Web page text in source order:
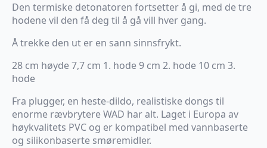
Den termiske detonatoren fortsetter å gi, med de tre
hodene vil den få deg til å gå vill hver gang.
Å trekke den ut er en sann sinnsfrykt.
28 cm høyde 7,7 cm 1. hode 9 cm 2. hode 10 cm 3.
hode
Fra plugger, en heste-dildo, realistiske dongs til
enorme rævbrytere WAD har alt. Laget i Europa av
høykvalitets PVC og er kompatibel med vannbaserte
og silikonbaserte smøremidler.